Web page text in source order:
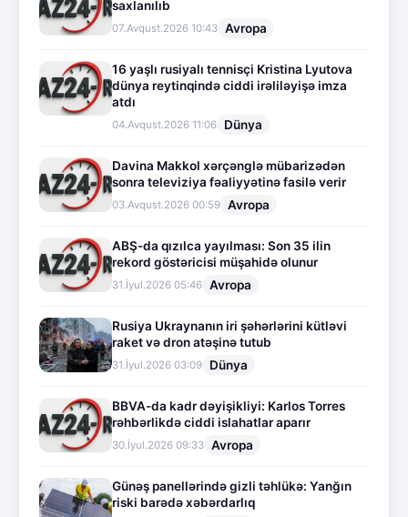
saxlanılıb
07.Avqust.2026 10:43 Avropa
16 yaşlı rusiyalı tennisçi Kristina Lyutova
dünya reytinqində ciddi irəliləyişə imza
atdı
04.Avqust.2026 11:06 Dünya
Davina Makkol xərçənglə mübarizədən
sonra televiziya fəaliyyətinə fasilə verir
03.Avqust.2026 00:59 Avropa
ABŞ-da qızılca yayılması: Son 35 ilin
rekord göstəricisi müşahidə olunur
31.İyul.2026 05:46 Avropa
Rusiya Ukraynanın iri şəhərlərini kütləvi
raket və dron atəşinə tutub
31.İyul.2026 03:09 Dünya
BBVA-da kadr dəyişikliyi: Karlos Torres
rəhbərlikdə ciddi islahatlar aparır
30.İyul.2026 09:33 Avropa
Günəş panellərində gizli təhlükə: Yanğın
riski barədə xəbərdarlıq